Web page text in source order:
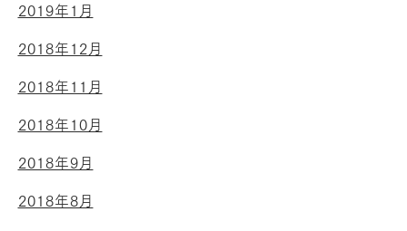
2019年1月
2018年12月
2018年11月
2018年10月
2018年9月
2018年8月